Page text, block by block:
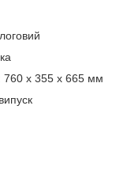
760 х 355 х 665 мм